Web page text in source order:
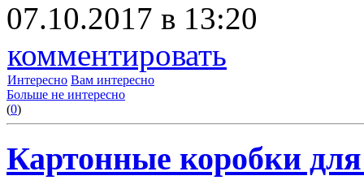
07.10.2017 в 13:20
комментировать
Интересно Вам интересно
Больше не интересно
(0)
Картонные коробки для